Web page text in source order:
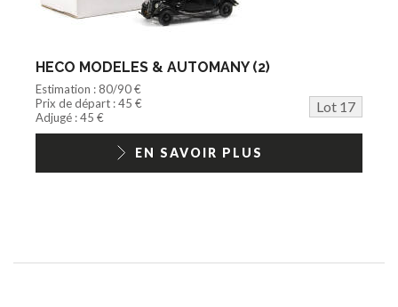
HECO MODELES & AUTOMANY (2)
Estimation : 80/90 €
Prix de départ : 45 €
Lot 17
Adjugé : 45 €
EN SAVOIR PLUS